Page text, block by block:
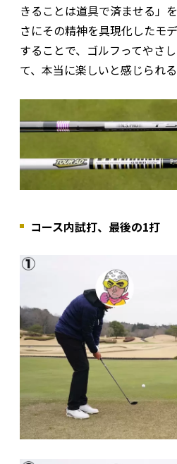
きることは道具で済ませる」
さにその精神を具現化したモ
することで、ゴルフってやさ
て、本当に楽しいと感じられる
コース内試打、最後の1打